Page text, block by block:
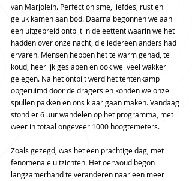
van Marjolein. Perfectionisme, liefdes, rust en
geluk kamen aan bod. Daarna begonnen we aan
een uitgebreid ontbijt in de eettent waarin we het
hadden over onze nacht, die iedereen anders had
ervaren. Mensen hebben het te warm gehad, te
koud, heerlijk geslapen en ook wel veel wakker
gelegen. Na het ontbijt werd het tentenkamp
opgeruimd door de dragers en konden we onze
spullen pakken en ons klaar gaan maken. Vandaag
stond er 6 uur wandelen op het programma, met
weer in totaal ongeveer 1000 hoogtemeters.
Zoals gezegd, was het een prachtige dag, met
fenomenale uitzichten. Het oerwoud begon
langzamerhand te veranderen naar een meer